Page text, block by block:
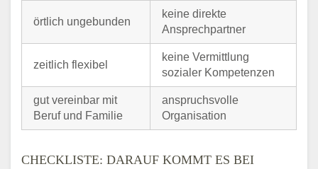
örtlich ungebunden
keine direkte
Ansprechpartner
zeitlich flexibel
keine Vermittlung
sozialer Kompetenzen
gut vereinbar mit
Beruf und Familie
anspruchsvolle
Organisation
CHECKLISTE: DARAUF KOMMT ES BEI